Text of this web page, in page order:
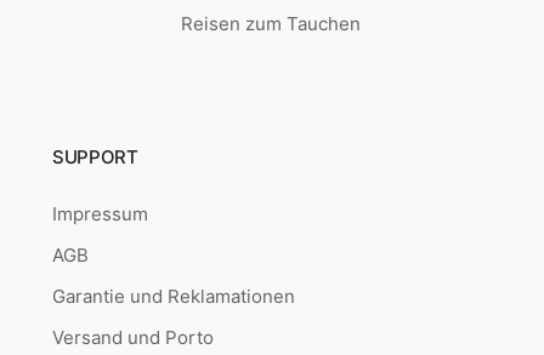
Reisen zum Tauchen
SUPPORT
Impressum
AGB
Garantie und Reklamationen
Versand und Porto